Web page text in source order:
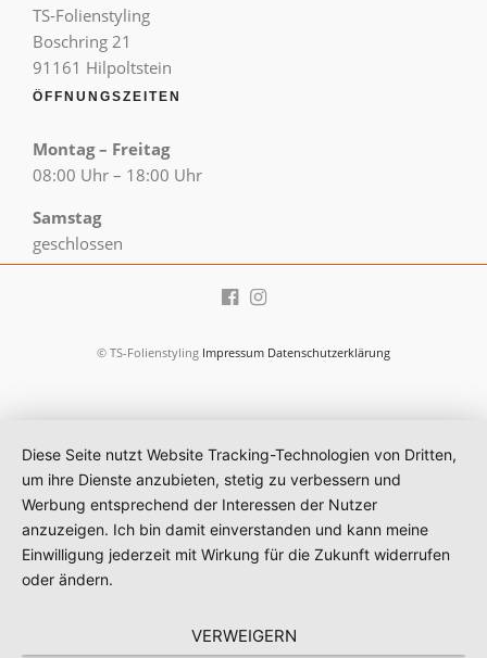
TS-Folienstyling
Boschring 21
91161 Hilpoltstein
ÖFFNUNGSZEITEN
Montag – Freitag
08:00 Uhr – 18:00 Uhr
Samstag
geschlossen
© TS-Folienstyling Impressum Datenschutzerklärung
Diese Seite nutzt Website Tracking-Technologien von Dritten,
um ihre Dienste anzubieten, stetig zu verbessern und
Werbung entsprechend der Interessen der Nutzer
anzuzeigen. Ich bin damit einverstanden und kann meine
Einwilligung jederzeit mit Wirkung für die Zukunft widerrufen
oder ändern.
VERWEIGERN